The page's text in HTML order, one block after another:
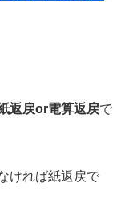
返戻or電算返戻で
ければ紙返戻で